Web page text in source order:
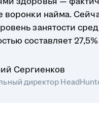
воронки найма.
занятости
составляет
Сергиенков
директор